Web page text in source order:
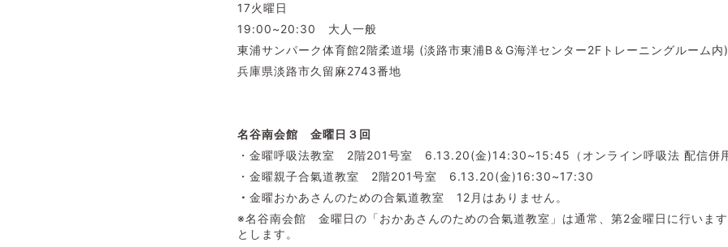
17火曜日
19:00~20:30 大人一般
東浦サンパーク体育館2階柔道場 (淡路市東浦B＆G海洋センター2Fトレーニングルーム内)
兵庫県淡路市久留麻2743番地
名谷南会館 金曜日３ 回
・金曜呼吸法教室 2階201号室 6.13.20(金)14:30~15:45（オンライン呼吸法 配信併用
・金曜親子合氣道教室 2階201号室 6.13.20(金)16:30~17:30
・ 金曜おかあさんのための合氣道教室 12月はありません。
※名谷南会館 金曜日の「おかあさんのための合氣道教室」は通常、第2金曜日に行いま
とします。